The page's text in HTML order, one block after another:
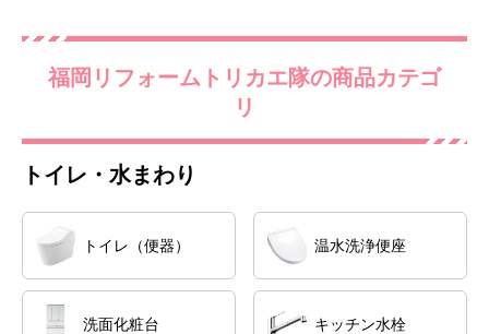
福岡リフォームトリカエ隊の商品カテゴ
リ
トイレ・水まわり
トイレ（便器） 温水洗浄便座
洗面化粧台 キッチン水栓